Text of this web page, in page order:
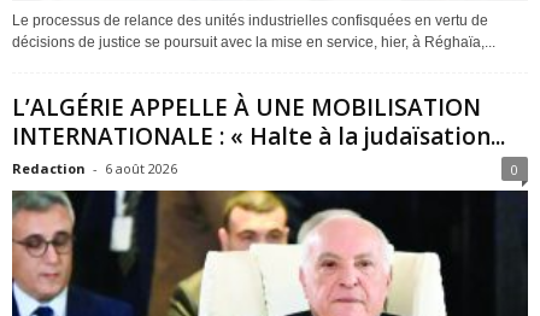
Le processus de relance des unités industrielles confisquées en vertu de
décisions de justice se poursuit avec la mise en service, hier, à Réghaïa,...
L’ALGÉRIE APPELLE À UNE MOBILISATION
INTERNATIONALE : « Halte à la judaïsation...
Redaction - 6 août 2026 0